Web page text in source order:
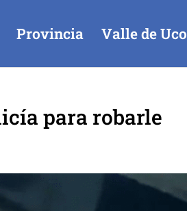
Provincia Valle de Uco
para robarle